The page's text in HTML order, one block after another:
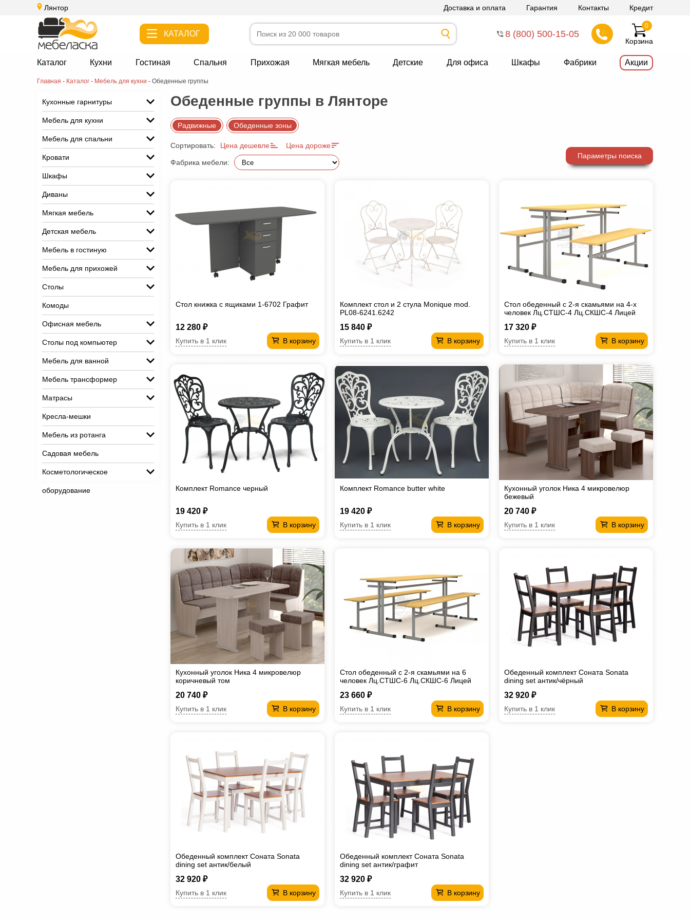
Лянтор Доставка и оплата Гарантия Контакты Кредит
КАТАЛОГ 8 (800) 500-15-05
Корзина
0
Каталог Кухни Гостиная Спальня Прихожая Мягкая мебель Детские Для офиса Шкафы Фабрики Акции
Главная - Каталог - Мебель для кухни - Обеденные группы
Кухонные гарнитуры
Мебель для кухни
Мебель для спальни
Кровати
Шкафы
Диваны
Мягкая мебель
Детская мебель
Мебель в гостиную
Мебель для прихожей
Столы
Комоды
Офисная мебель
Столы под компьютер
Мебель для ванной
Мебель трансформер
Матрасы
Кресла-мешки
Мебель из ротанга
Садовая мебель
Косметологическое
оборудование
Обеденные группы в Лянторе
Радвижные Обеденные зоны
Сортировать: Цена дешевле Цена дороже
Фабрика мебели:
Параметры поиска
Стол книжка с ящиками 1-6702 Графит
12 280 ₽
В корзину
Купить в 1 клик
Комплект стол и 2 стула Monique mod.
PL08-6241.6242
15 840 ₽
В корзину
Купить в 1 клик
Стол обеденный с 2-я скамьями на 4-х
человек Лц.СТШС-4 Лц.СКШС-4 Лицей
17 320 ₽
В корзину
Купить в 1 клик
Комплект Romance черный
19 420 ₽
В корзину
Купить в 1 клик
Комплект Romance butter white
19 420 ₽
В корзину
Купить в 1 клик
Кухонный уголок Ника 4 микровелюр
бежевый
20 740 ₽
В корзину
Купить в 1 клик
Кухонный уголок Ника 4 микровелюр
коричневый том
20 740 ₽
В корзину
Купить в 1 клик
Стол обеденный с 2-я скамьями на 6
человек Лц.СТШС-6 Лц.СКШС-6 Лицей
23 660 ₽
В корзину
Купить в 1 клик
Обеденный комплект Соната Sonata
dining set антик/чёрный
32 920 ₽
В корзину
Купить в 1 клик
Обеденный комплект Соната Sonata
dining set антик/белый
32 920 ₽
В корзину
Купить в 1 клик
Обеденный комплект Соната Sonata
dining set антик/графит
32 920 ₽
В корзину
Купить в 1 клик